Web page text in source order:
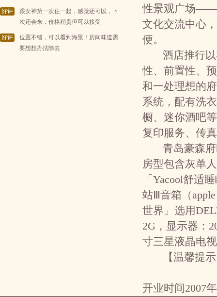
好评
跟女神第一次住一起，感觉还可以，下
次还会来，价格稍贵但可以接受
好评
位置不错，可以看到海景！房间味道需
要想想办法除去
性景观广场——
文化交流中心
便。
酒店推行
性、前置性、
和一处理想的
系统，配有洗
橱、迷你酒吧
复印服务、传
青岛豪森
房型包含灰单
「Yacool舒适
站Ⅲ音箱（
世界」选用
2G，显示器：
寸三星液晶电
【温馨提
开业时间2007